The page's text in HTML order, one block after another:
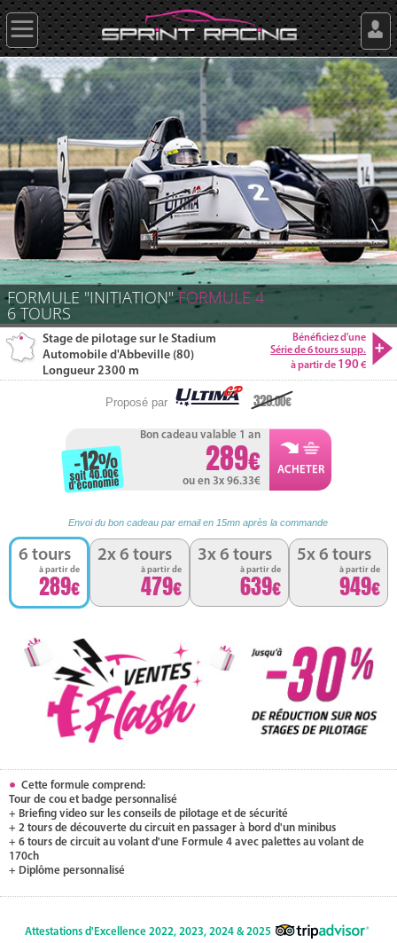
FORMULE "INITIATION"FORMULE 4
6 TOURS
Bénéficiez d'une
Série de 6 tours supp.
à partir de 190
Stage de pilotage sur le Stadium
Automobile d'Abbeville (80)
Longueur 2300 m
Proposé par 329.00
Bon cadeau valable 1 an
289
ou en 3x 96.33
-12%
soit 40.00
d'économie
Envoi du bon cadeau par email en 15mn après la commande
6 tours
à partir de
289
2x 6 tours
à partir de
479
3x 6 tours
à partir de
639
5x 6 tours
à partir de
949
Cette formule comprend:
Tour de cou et badge personnalisé
+ Briefing video sur les conseils de pilotage et de sécurité
+ 2 tours de découverte du circuit en passager à bord d'un minibus
+ 6 tours de circuit au volant d'une Formule 4 avec palettes au volant de
170ch
+ Diplôme personnalisé
Attestations d'Excellence 2022, 2023, 2024 & 2025